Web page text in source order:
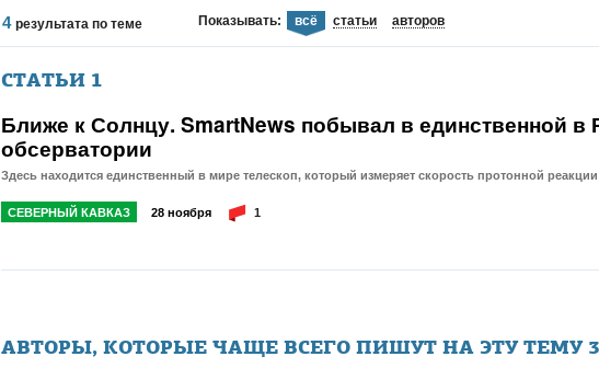
4 результата по теме Показывать: всё статьи авторов
СТАТЬИ 1
Ближе к Солнцу. SmartNews побывал в единственной в
обсерватории
Здесь находится единственный в мире телескоп, который измеряет скорость протонной
СЕВЕРНЫЙ КАВКАЗ 28 ноября 1
АВТОРЫ, КОТОРЫЕ ЧАЩЕ ВСЕГО ПИШУТ НА ЭТУ ТЕМУ 3